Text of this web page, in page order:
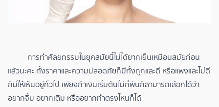
การทำศัลยกรรมในยุคสมัยนี้ไม่ได้ยากเย็นเหมือนสมัยก่อน
แล้วนะคะ ทั้งราคาและความปลอดภัยก็มีทั้งถูกและดี หรือแพงและไม่ดี
ก็มีให้เห็นอยู่ทั่วไป เพียงกำเงินเริ่มต้นไม่กี่พันก็สามารถเลือกได้ว่า
อยากจิ้ม อยากเติม หรืออยากทำตรงไหนก็ได้